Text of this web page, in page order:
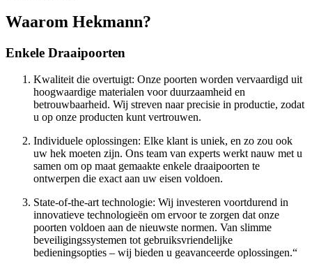
Waarom Hekmann?
Enkele Draaipoorten
Kwaliteit die overtuigt: Onze poorten worden vervaardigd uit
hoogwaardige materialen voor duurzaamheid en
betrouwbaarheid. Wij streven naar precisie in productie, zodat
u op onze producten kunt vertrouwen.
Individuele oplossingen: Elke klant is uniek, en zo zou ook
uw hek moeten zijn. Ons team van experts werkt nauw met u
samen om op maat gemaakte enkele draaipoorten te
ontwerpen die exact aan uw eisen voldoen.
State-of-the-art technologie: Wij investeren voortdurend in
innovatieve technologieën om ervoor te zorgen dat onze
poorten voldoen aan de nieuwste normen. Van slimme
beveiligingssystemen tot gebruiksvriendelijke
bedieningsopties – wij bieden u geavanceerde oplossingen.“